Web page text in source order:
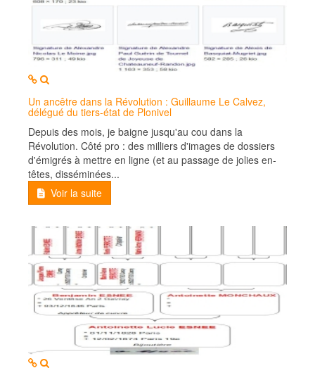
MOD_JTCS_VIEW_ARTICLE_LINK
Un ancêtre dans la Révolution : Guillaume Le Calvez,
délégué du tiers-état de Plonivel
Depuis des mois, je baigne jusqu'au cou dans la
Révolution. Côté pro : des milliers d'images de dossiers
d'émigrés à mettre en ligne (et au passage de jolies en-
têtes, disséminées...
Voir la suite
MOD_JTCS_VIEW_ARTICLE_LINK